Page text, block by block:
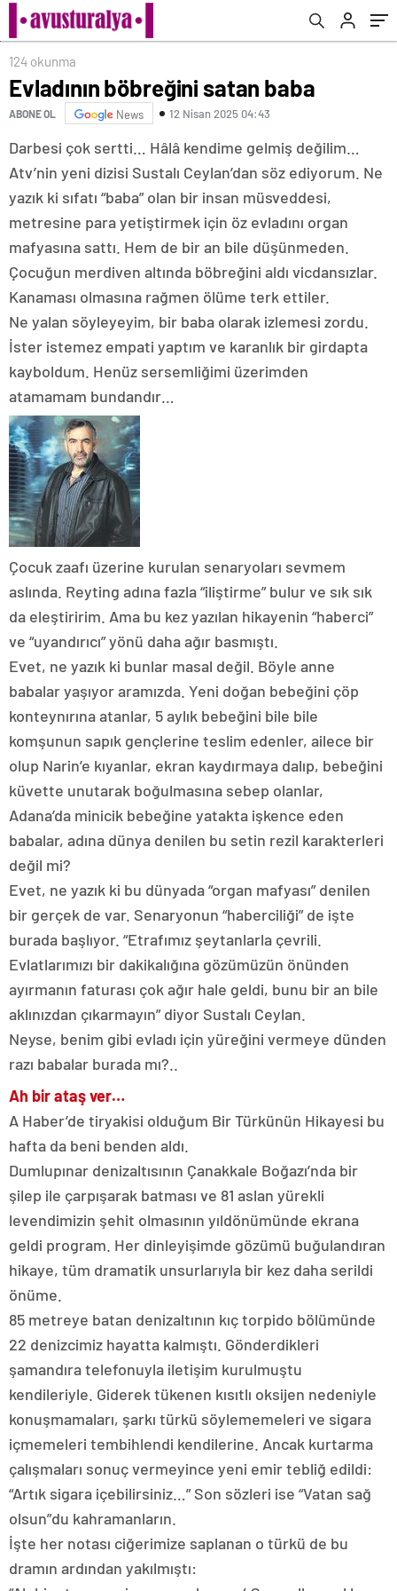
124 okunma
Evladının böbreğini satan baba
ABONE OL News 12 Nisan 2025 04:43
Darbesi çok sertti… Hâlâ kendime gelmiş değilim…
Atv’nin yeni dizisi Sustalı Ceylan’dan söz ediyorum. Ne
yazık ki sıfatı “baba” olan bir insan müsveddesi,
metresine para yetiştirmek için öz evladını organ
mafyasına sattı. Hem de bir an bile düşünmeden.
Çocuğun merdiven altında böbreğini aldı vicdansızlar.
Kanaması olmasına rağmen ölüme terk ettiler.
Ne yalan söyleyeyim, bir baba olarak izlemesi zordu.
İster istemez empati yaptım ve karanlık bir girdapta
kayboldum. Henüz sersemliğimi üzerimden
atamamam bundandır…
Çocuk zaafı üzerine kurulan senaryoları sevmem
aslında. Reyting adına fazla “iliştirme” bulur ve sık sık
da eleştiririm. Ama bu kez yazılan hikayenin “haberci”
ve “uyandırıcı” yönü daha ağır basmıştı.
Evet, ne yazık ki bunlar masal değil. Böyle anne
babalar yaşıyor aramızda. Yeni doğan bebeğini çöp
konteynırına atanlar, 5 aylık bebeğini bile bile
komşunun sapık gençlerine teslim edenler, ailece bir
olup Narin’e kıyanlar, ekran kaydırmaya dalıp, bebeğini
küvette unutarak boğulmasına sebep olanlar,
Adana’da minicik bebeğine yatakta işkence eden
babalar, adına dünya denilen bu setin rezil karakterleri
değil mi?
Evet, ne yazık ki bu dünyada “organ mafyası” denilen
bir gerçek de var. Senaryonun “haberciliği” de işte
burada başlıyor. “Etrafımız şeytanlarla çevrili.
Evlatlarımızı bir dakikalığına gözümüzün önünden
ayırmanın faturası çok ağır hale geldi, bunu bir an bile
aklınızdan çıkarmayın” diyor Sustalı Ceylan.
Neyse, benim gibi evladı için yüreğini vermeye dünden
razı babalar burada mı?..
Ah bir ataş ver…
A Haber’de tiryakisi olduğum Bir Türkünün Hikayesi bu
hafta da beni benden aldı.
Dumlupınar denizaltısının Çanakkale Boğazı’nda bir
şilep ile çarpışarak batması ve 81 aslan yürekli
levendimizin şehit olmasının yıldönümünde ekrana
geldi program. Her dinleyişimde gözümü buğulandıran
hikaye, tüm dramatik unsurlarıyla bir kez daha serildi
önüme.
85 metreye batan denizaltının kıç torpido bölümünde
22 denizcimiz hayatta kalmıştı. Gönderdikleri
şamandıra telefonuyla iletişim kurulmuştu
kendileriyle. Giderek tükenen kısıtlı oksijen nedeniyle
konuşmamaları, şarkı türkü söylememeleri ve sigara
içmemeleri tembihlendi kendilerine. Ancak kurtarma
çalışmaları sonuç vermeyince yeni emir tebliğ edildi:
“Artık sigara içebilirsiniz…” Son sözleri ise “Vatan sağ
olsun”du kahramanların.
İşte her notası ciğerimize saplanan o türkü de bu
dramın ardından yakılmıştı: